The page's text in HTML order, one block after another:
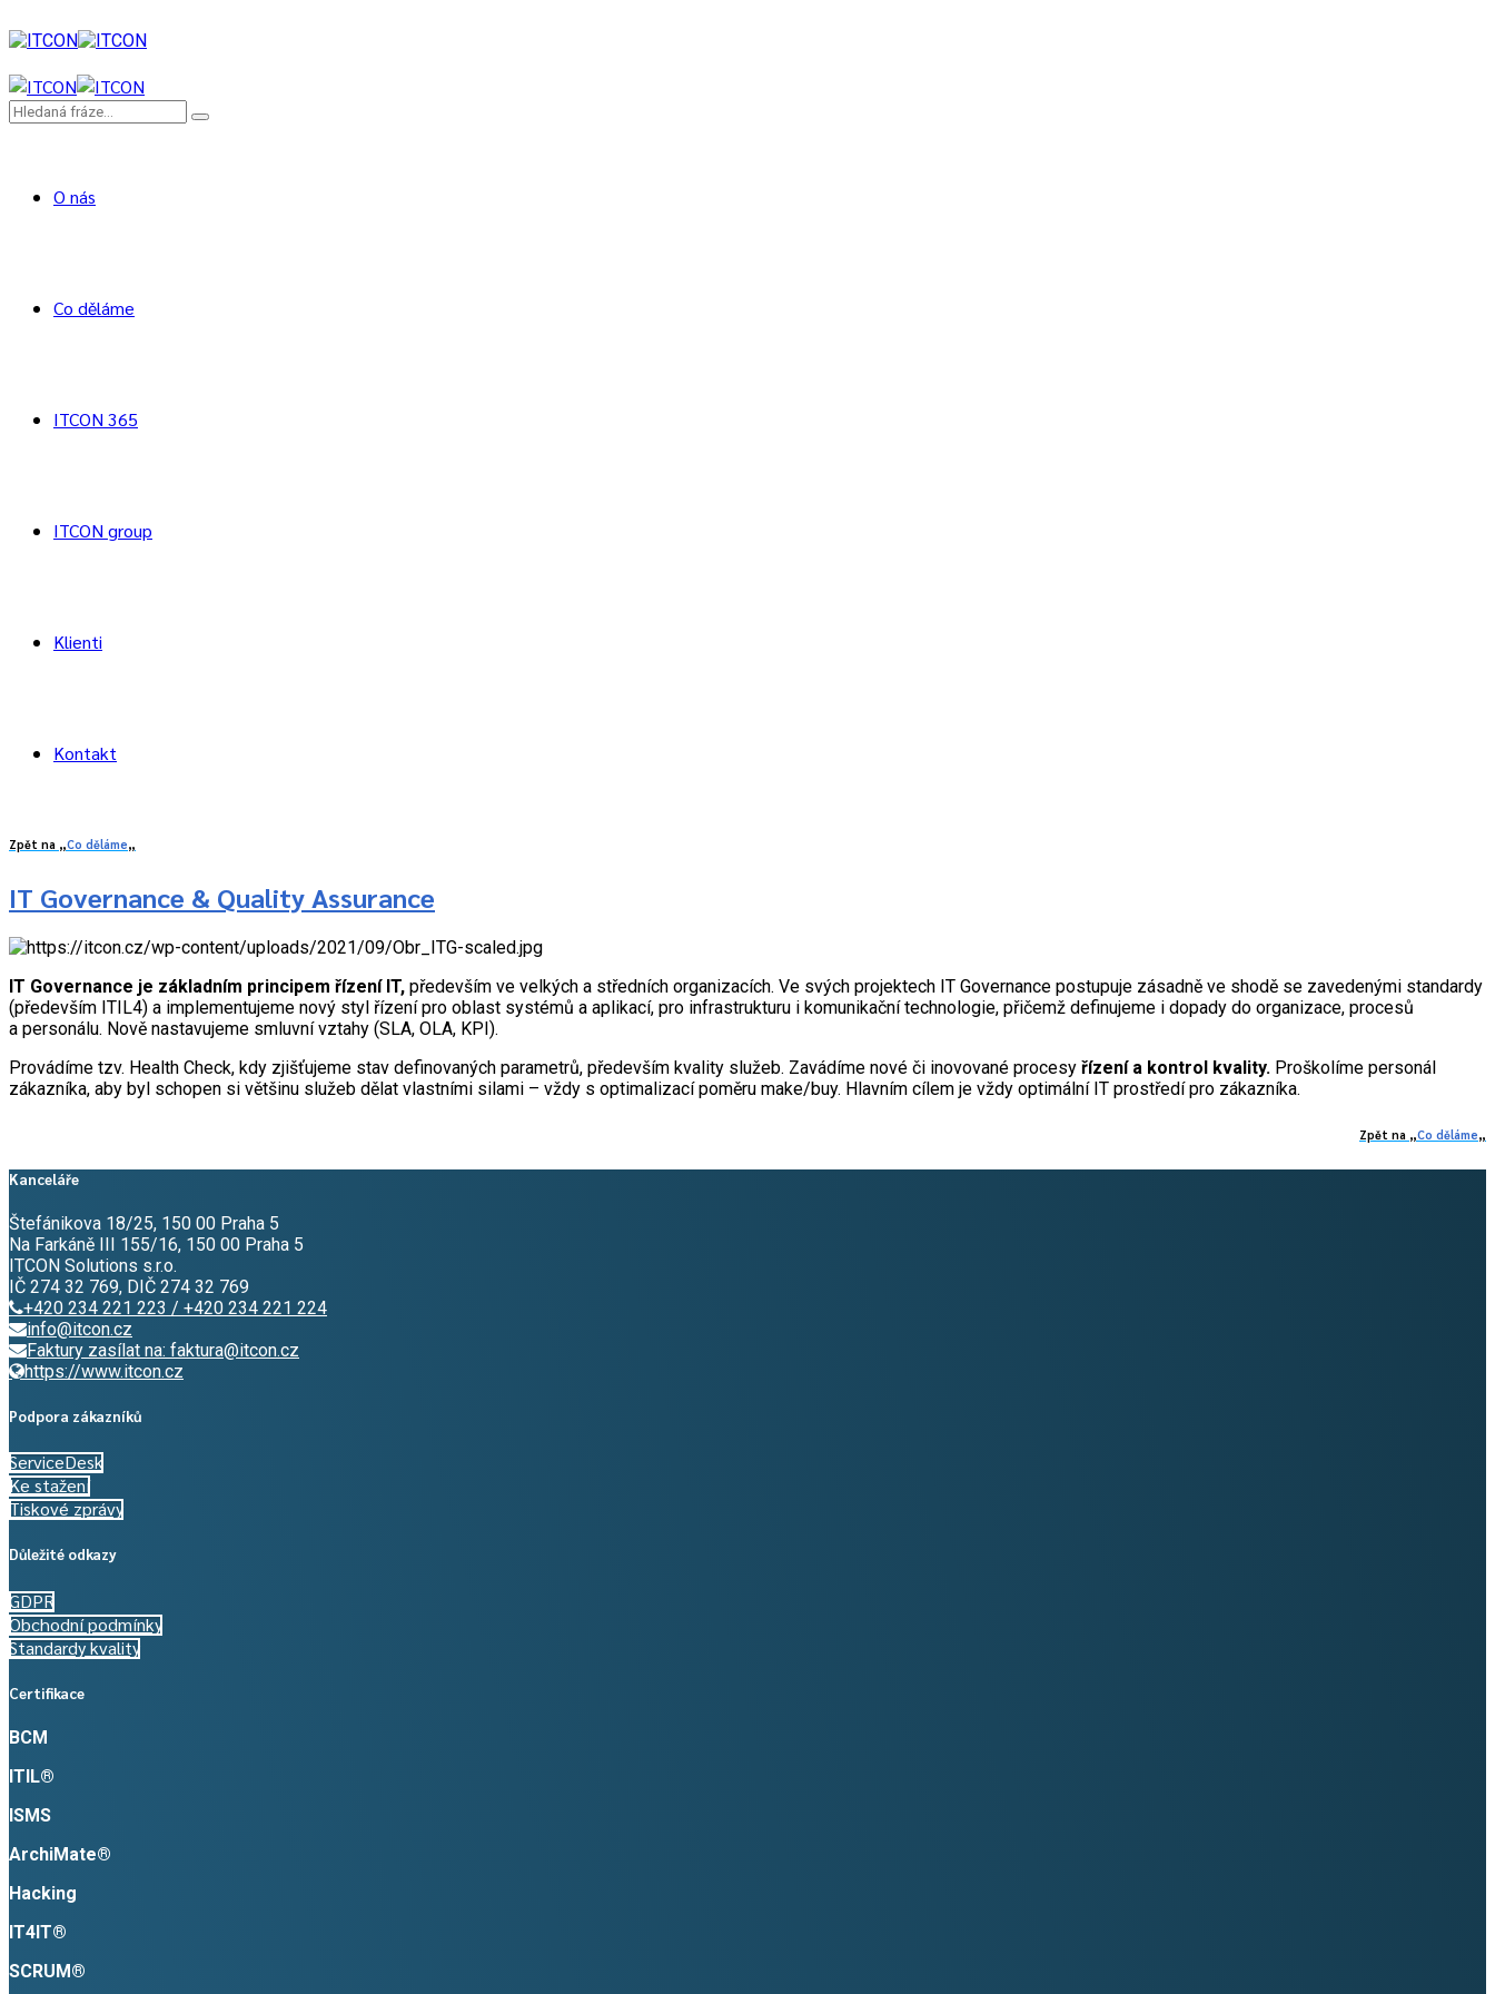
O nás
Co děláme
ITCON 365
ITCON group
Klienti
Kontakt
Zpět na „Co děláme„
IT Governance & Quality Assurance
IT Governance je základním principem řízení IT, především ve velkých a středních organizacích. Ve svých projektech IT Governance postupuje zásadně ve shodě se zavedenými standardy
(především ITIL4) a implementujeme nový styl řízení pro oblast systémů a aplikací, pro infrastrukturu i komunikační technologie, přičemž definujeme i dopady do organizace, procesů
a personálu. Nově nastavujeme smluvní vztahy (SLA, OLA, KPI).
Provádíme tzv. Health Check, kdy zjišťujeme stav definovaných parametrů, především kvality služeb. Zavádíme nové či inovované procesy řízení a kontrol kvality. Proškolíme personál
zákazníka, aby byl schopen si většinu služeb dělat vlastními silami – vždy s optimalizací poměru make/buy. Hlavním cílem je vždy optimální IT prostředí pro zákazníka.
Zpět na „Co děláme„
Kanceláře
Štefánikova 18/25, 150 00 Praha 5
Na Farkáně III 155/16, 150 00 Praha 5
ITCON Solutions s.r.o.
IČ 274 32 769, DIČ 274 32 769
+420 234 221 223 / +420 234 221 224
info@itcon.cz
Faktury zasílat na: faktura@itcon.cz
https://www.itcon.cz
Podpora zákazníků
ServiceDesk
Ke stažení
Tiskové zprávy
Důležité odkazy
GDPR
Obchodní podmínky
Standardy kvality
Certifikace
BCM
ITIL®
ISMS
ArchiMate®
Hacking
IT4IT®
SCRUM®